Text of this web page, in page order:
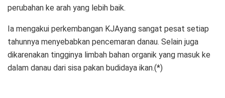
perubahan ke arah yang lebih baik.
Ia mengakui perkembangan KJAyang sangat pesat setiap
tahunnya menyebabkan pencemaran danau. Selain juga
dikarenakan tingginya limbah bahan organik yang masuk ke
dalam danau dari sisa pakan budidaya ikan.(*)